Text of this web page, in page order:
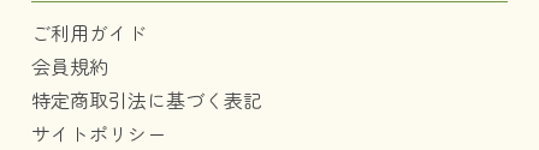
ご利用ガイド
会員規約
特定商取引法に基づく表記
サイトポリシー